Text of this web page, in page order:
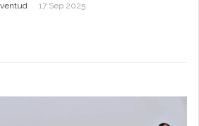
17 Sep 2025